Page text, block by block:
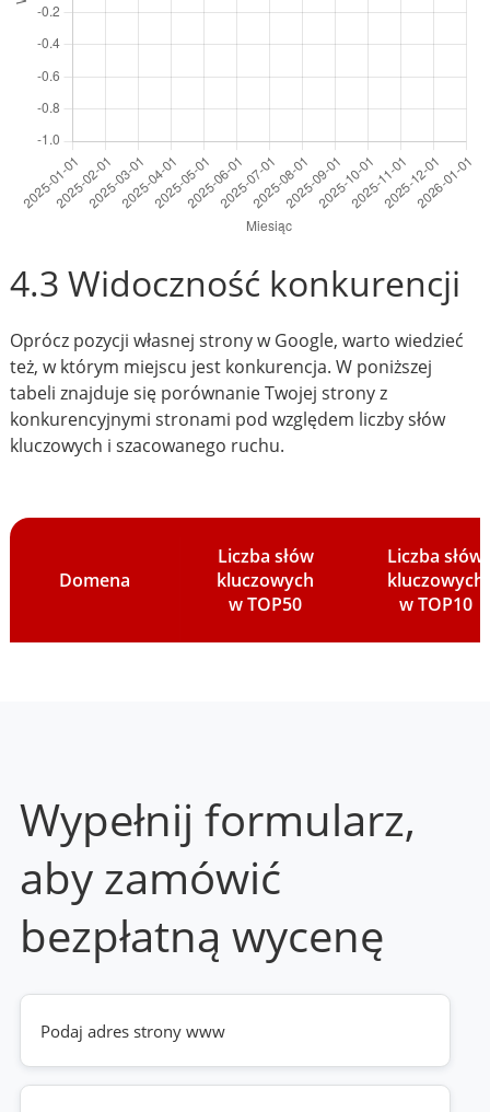
4.3 Widoczność konkurencji
Oprócz pozycji własnej strony w Google, warto wiedzieć
też, w którym miejscu jest konkurencja. W poniższej
tabeli znajduje się porównanie Twojej strony z
konkurencyjnymi stronami pod względem liczby słów
kluczowych i szacowanego ruchu.
Domena
Liczba słów
kluczowych
w TOP50
Liczba słów
kluczowych
w TOP10
Wypełnij formularz,
aby zamówić
bezpłatną wycenę
Twoja
strona
www
(wymagane)
Telefon